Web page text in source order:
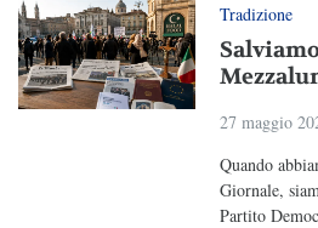
Tradizione
27 maggio
Quando
Giornale,
Partito